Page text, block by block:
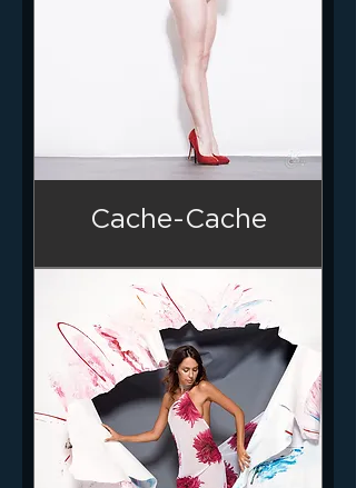
Cache-Cache